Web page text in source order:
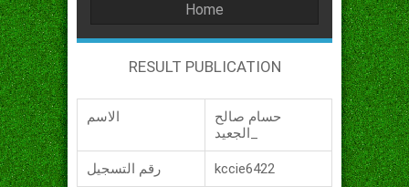
Home
RESULT PUBLICATION
الاسم
حسام صالح
رقم التسجيل kccie6422